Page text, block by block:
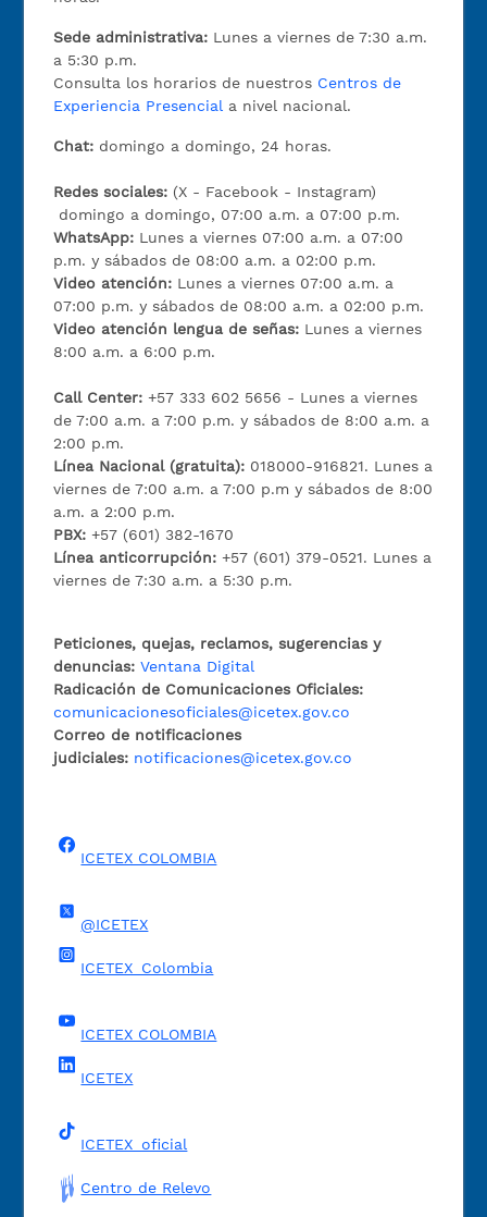
Sede administrativa: Lunes a viernes de 7:30 a.m.
a 5:30 p.m.
Consulta los horarios de nuestros Centros de
Experiencia Presencial a nivel nacional.
Chat: domingo a domingo, 24 horas.
Redes sociales: (X - Facebook - Instagram)
domingo a domingo, 07:00 a.m. a 07:00 p.m.
WhatsApp: Lunes a viernes 07:00 a.m. a 07:00
p.m. y sábados de 08:00 a.m. a 02:00 p.m.
Video atención: Lunes a viernes 07:00 a.m. a
07:00 p.m. y sábados de 08:00 a.m. a 02:00 p.m.
Video atención lengua de señas: Lunes a viernes
8:00 a.m. a 6:00 p.m.
Call Center:+57 333 602 5656 - Lunes a viernes
de 7:00 a.m. a 7:00 p.m. y sábados de 8:00 a.m. a
2:00 p.m.
Línea Nacional (gratuita): 018000-916821. Lunes a
viernes de 7:00 a.m. a 7:00 p.m y sábados de 8:00
a.m. a 2:00 p.m.
PBX:+57 (601) 382-1670
Línea anticorrupción:+57 (601) 379-0521. Lunes a
viernes de 7:30 a.m. a 5:30 p.m.
Peticiones, quejas, reclamos, sugerencias y
denuncias: Ventana Digital
Radicación de Comunicaciones Oficiales:
comunicacionesoficiales@icetex.gov.co
Correo de notificaciones
judiciales: notificaciones@icetex.gov.co
ICETEX COLOMBIA
@ICETEX
ICETEX_Colombia
ICETEX COLOMBIA
ICETEX
ICETEX_oficial
Centro de Relevo